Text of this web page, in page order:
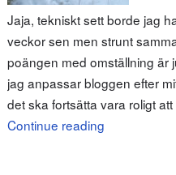
Jaja, tekniskt sett borde jag
veckor sen men strunt
poängen med omställning är
jag anpassar bloggen efter
det ska fortsätta vara roligt
Continue reading